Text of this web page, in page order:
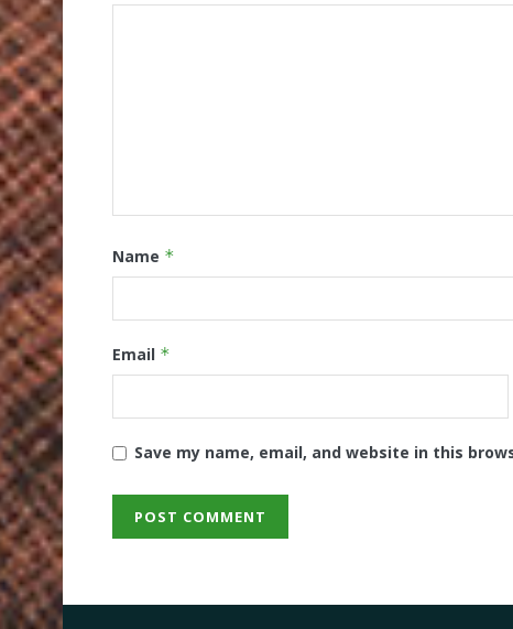
Name *
Email *
Save my name, email, and website in this